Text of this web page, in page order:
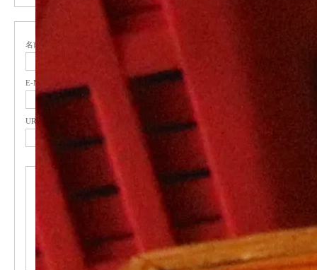
名前
E-MAIL ( 必須 ) - 公開されません -
URL